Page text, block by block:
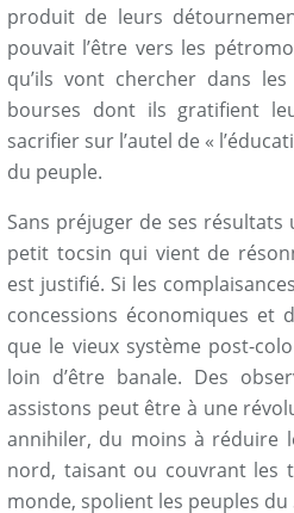
produit de leurs
pouvait l’être vers les
qu’ils vont chercher dans
bourses dont ils gratifient
sacrifier sur l’autel de «
du peuple.
Sans préjuger de ses
petit tocsin qui vient de
est justifié. Si les
concessions économiques et
que le vieux système post-
loin d’être banale. Des
assistons peut être à une
annihiler, du moins à réduire
nord, taisant ou couvrant les
monde, spolient les peuples du